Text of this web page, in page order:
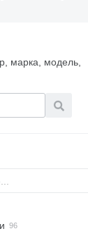
марка, модель,